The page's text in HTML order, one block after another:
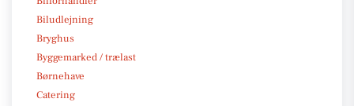
Biludlejning
Bryghus
Byggemarked / trælast
Børnehave
Catering